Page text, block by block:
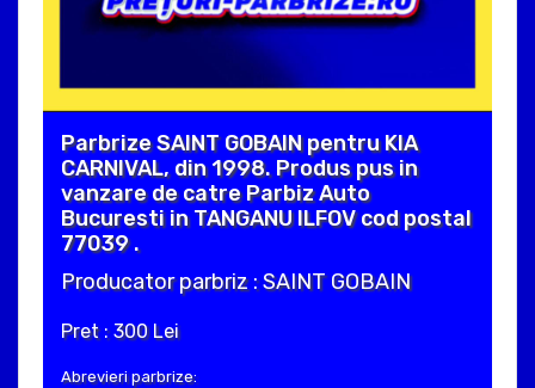
Parbrize SAINT GOBAIN pentru KIA
CARNIVAL, din 1998. Produs pus in
vanzare de catre Parbiz Auto
Bucuresti in TANGANU ILFOV cod postal
77039 .
Producator parbriz : SAINT GOBAIN
Pret : 300 Lei
Abrevieri parbrize: